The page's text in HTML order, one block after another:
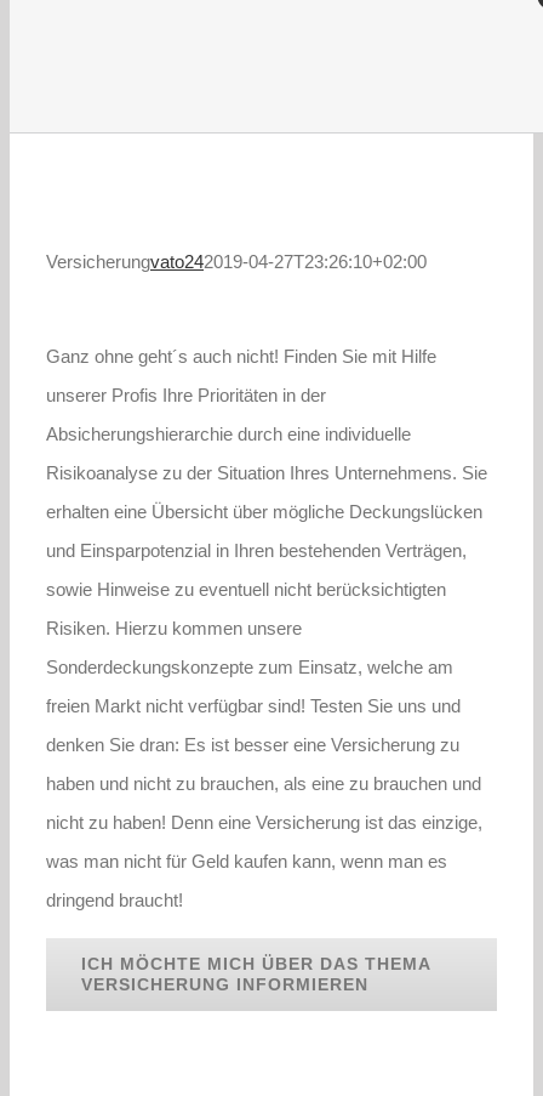
Versicherungvato242019-04-27T23:26:10+02:00
Ganz ohne geht´s auch nicht! Finden Sie mit Hilfe
unserer Profis Ihre Prioritäten in der
Absicherungshierarchie durch eine individuelle
Risikoanalyse zu der Situation Ihres Unternehmens. Sie
erhalten eine Übersicht über mögliche Deckungslücken
und Einsparpotenzial in Ihren bestehenden Verträgen,
sowie Hinweise zu eventuell nicht berücksichtigten
Risiken. Hierzu kommen unsere
Sonderdeckungskonzepte zum Einsatz, welche am
freien Markt nicht verfügbar sind! Testen Sie uns und
denken Sie dran: Es ist besser eine Versicherung zu
haben und nicht zu brauchen, als eine zu brauchen und
nicht zu haben! Denn eine Versicherung ist das einzige,
was man nicht für Geld kaufen kann, wenn man es
dringend braucht!
ICH MÖCHTE MICH ÜBER DAS THEMA
VERSICHERUNG INFORMIEREN